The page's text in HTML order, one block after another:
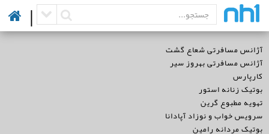
|
آژانس مسافرتی شعاع گشت
آژانس مسافرتی بهروز سیر
کارپارس
بوتیک زنانه استور
تهویه مطبوع گرین
سرویس خواب و نوزاد آپادانا
بوتیک مردانه رامین